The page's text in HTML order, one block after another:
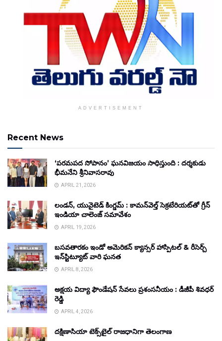
ADVERTISEMENT
Recent News
‘పరమపద సోపానం’ ఘనవిజయం సాధిస్తుంది : దర్శకుడు
భీమనేని శ్రీనివాసరావు
APRIL 21, 2026
లండన్, యునైటెడ్ కింగ్డమ్ : కామన్‌వెల్త్ సెక్రటేరియట్‌తో గ్రీన్
ఇండియా చాలెంజ్ సమావేశం
APRIL 19, 2026
బసవతారకం ఇండో అమెరికన్ క్యాన్సర్ హాస్పిటల్ & రీసెర్చ్
ఇన్‌స్టిట్యూట్ వారి ఘనత
APRIL 8, 2026
అక్షయ విద్యా ఫౌండేషన్ సేవలు ప్రశంసనీయం : డీజీపీ శివధర్
రెడ్డి
APRIL 4, 2026
దక్షిణాసియా టెక్స్‌టైల్ రాజధానిగా తెలంగాణ